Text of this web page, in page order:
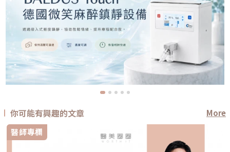
你可能有興趣的文章
More
醫師專欄